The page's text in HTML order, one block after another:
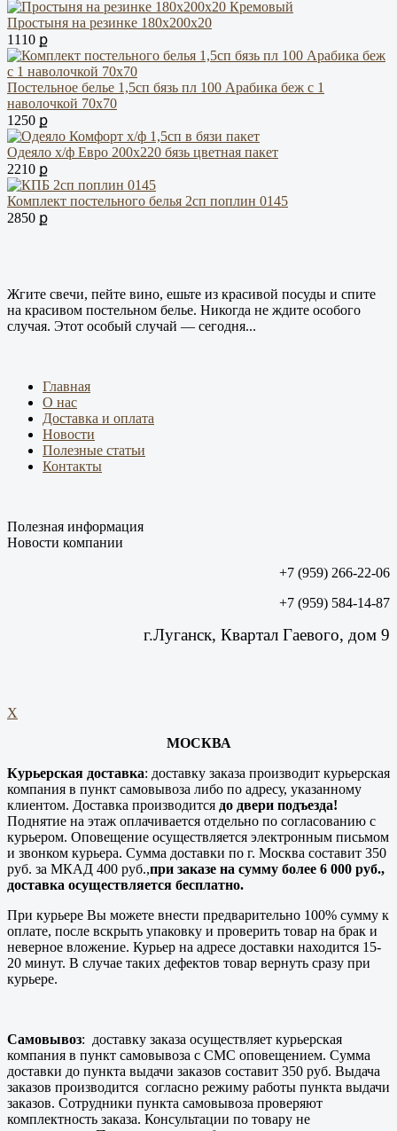
Простыня на резинке 180х200х20
1110 ք
Постельное белье 1,5сп бязь пл 100 Арабика беж с 1
наволочкой 70х70
1250 ք
Одеяло х/ф Евро 200х220 бязь цветная пакет
2210 ք
Комплект постельного белья 2сп поплин 0145
2850 ք
Жгите свечи, пейте вино, ешьте из красивой посуды и спите
на красивом постельном белье. Никогда не ждите особого
случая. Этот особый случай — сегодня...
Главная
О нас
Доставка и оплата
Новости
Полезные статьи
Контакты
Полезная информация
Новости компании
+7 (959) 266-22-06
+7 (959) 584-14-87
г.Луганск, Квартал Гаевого, дом 9
X
МОСКВА
Курьерская доставка: доставку заказа производит курьерская
компания в пункт самовывоза либо по адресу, указанному
клиентом. Доставка производится до двери подъезда!
Поднятие на этаж оплачивается отдельно по согласованию с
курьером. Оповещение осуществляется электронным письмом
и звонком курьера. Сумма доставки по г. Москва составит 350
руб. за МКАД 400 руб.,при заказе на сумму более 6 000 руб.,
доставка осуществляется бесплатно.
При курьере Вы можете внести предварительно 100% сумму к
оплате, после вскрыть упаковку и проверить товар на брак и
неверное вложение. Курьер на адресе доставки находится 15-
20 минут. В случае таких дефектов товар вернуть сразу при
курьере.
Самовывоз: доставку заказа осуществляет курьерская
компания в пункт самовывоза с СМС оповещением. Сумма
доставки до пункта выдачи заказов составит 350 руб. Выдача
заказов производится согласно режиму работы пункта выдачи
заказов. Сотрудники пункта самовывоза проверяют
комплектность заказа. Консультации по товару не